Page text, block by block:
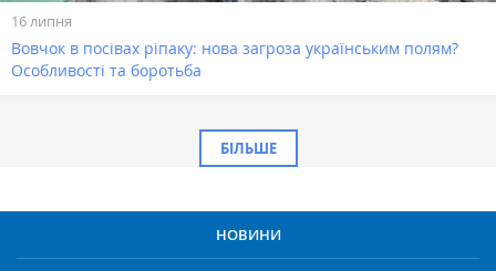
16 липня
Вовчок в посівах ріпаку: нова загроза українським полям?
Особливості та боротьба
БІЛЬШЕ
НОВИНИ